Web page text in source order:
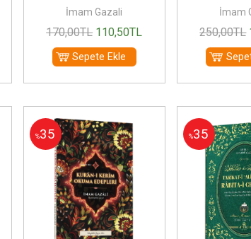
İmam Gazali
170,00TL 110,50TL
Sepete Ekle
İmam
250,00TL
%35 %35